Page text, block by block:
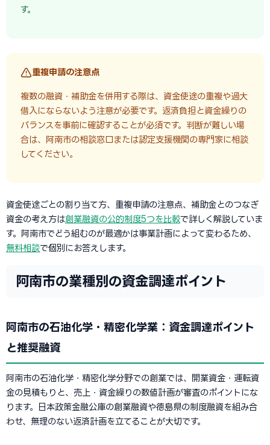
す。
重複申請の注意点
複数の融資・補助金を併用する際は、資金使途の重複や過大
借入にならないよう注意が必要です。返済負担と資金繰りの
バランスを事前に確認することが必須です。判断が難しい場
合は、阿南市の相談窓口または認定支援機関の専門家に相談
してください。
資金使途ごとの割り当て方、重複申請の注意点、補助金とのつなぎ
資金の考え方は創業融資の公的制度5つを比較で詳しく解説していま
す。阿南市でどう組むのが最適かは事業計画によって変わるため、
無料相談で個別にお答えします。
阿南市の業種別の資金調達ポイント
阿南市の石油化学・精密化学業：資金調達ポイント
と推奨融資
阿南市の石油化学・精密化学分野での創業では、開業資金・運転資
金の見積もりと、売上・資金繰りの数値計画が審査のポイントにな
ります。日本政策金融公庫の創業融資や徳島県の制度融資を組み合
わせ、無理のない返済計画を立てることが大切です。